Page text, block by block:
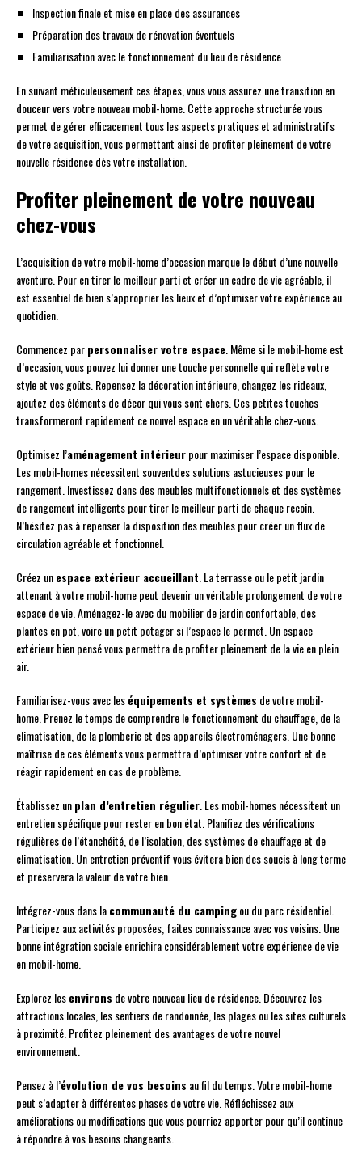
Inspection finale et mise en place des assurances
Préparation des travaux de rénovation éventuels
Familiarisation avec le fonctionnement du lieu de résidence
En suivant méticuleusement ces étapes, vous vous assurez une transition en
douceur vers votre nouveau mobil-home. Cette approche structurée vous
permet de gérer efficacement tous les aspects pratiques et administratifs
de votre acquisition, vous permettant ainsi de profiter pleinement de votre
nouvelle résidence dès votre installation.
Profiter pleinement de votre nouveau
chez-vous
L’acquisition de votre mobil-home d’occasion marque le début d’une nouvelle
aventure. Pour en tirer le meilleur parti et créer un cadre de vie agréable, il
est essentiel de bien s’approprier les lieux et d’optimiser votre expérience au
quotidien.
Commencez parpersonnaliser votre espace . Même si le mobil-home est
d’occasion, vous pouvez lui donner une touche personnelle qui reflète votre
style et vos goûts. Repensez la décoration intérieure, changez les rideaux,
ajoutez des éléments de décor qui vous sont chers. Ces petites touches
transformeront rapidement ce nouvel espace en un véritable chez-vous.
Optimisez l’aménagement intérieurpour maximiser l’espace disponible.
Les mobil-homes nécessitent souventdes solutions astucieuses pour le
rangement. Investissez dans des meubles multifonctionnels et des systèmes
de rangement intelligents pour tirer le meilleur parti de chaque recoin.
N’hésitez pas à repenser la disposition des meubles pour créer un flux de
circulation agréable et fonctionnel.
Créez unespace extérieur accueillant . La terrasse ou le petit jardin
attenant à votre mobil-home peut devenir un véritable prolongement de votre
espace de vie. Aménagez-le avec du mobilier de jardin confortable, des
plantes en pot, voire un petit potager si l’espace le permet. Un espace
extérieur bien pensé vous permettra de profiter pleinement de la vie en plein
air.
Familiarisez-vous avec leséquipements et systèmes de votre mobil-
home. Prenez le temps de comprendre le fonctionnement du chauffage, de la
climatisation, de la plomberie et des appareils électroménagers. Une bonne
maîtrise de ces éléments vous permettra d’optimiser votre confort et de
réagir rapidement en cas de problème.
Établissez unplan d’entretien régulier . Les mobil-homes nécessitent un
entretien spécifique pour rester en bon état. Planifiez des vérifications
régulières de l’étanchéité, de l’isolation, des systèmes de chauffage et de
climatisation. Un entretien préventif vous évitera bien des soucis à long terme
et préservera la valeur de votre bien.
Intégrez-vous dans lacommunauté du campingou du parc résidentiel.
Participez aux activités proposées, faites connaissance avec vos voisins. Une
bonne intégration sociale enrichira considérablement votre expérience de vie
en mobil-home.
Explorez lesenvirons de votre nouveau lieu de résidence. Découvrez les
attractions locales, les sentiers de randonnée, les plages ou les sites culturels
à proximité. Profitez pleinement des avantages de votre nouvel
environnement.
Pensez à l’évolution de vos besoins au fil du temps. Votre mobil-home
peut s’adapter à différentes phases de votre vie. Réfléchissez aux
améliorations ou modifications que vous pourriez apporter pour qu’il continue
à répondre à vos besoins changeants.